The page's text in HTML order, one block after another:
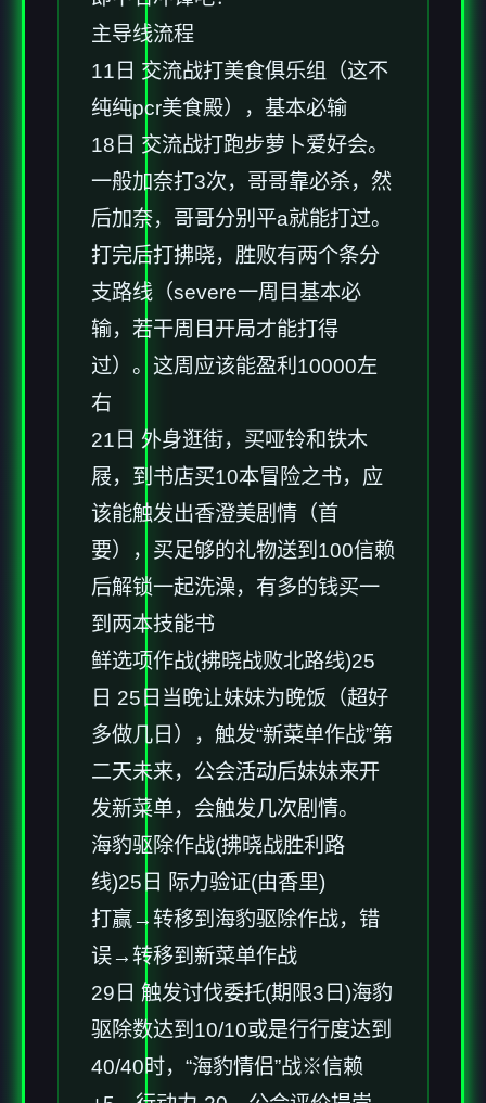
主导线流程
11日 交流战打美食俱乐组（这不
纯纯pcr美食殿），基本必输
18日 交流战打跑步萝卜爱好会。
一般加奈打3次，哥哥靠必杀，然
后加奈，哥哥分别平a就能打过。
打完后打拂晓，胜败有两个条分
支路线（severe一周目基本必
输，若干周目开局才能打得
过）。这周应该能盈利10000左
右
21日 外身逛街，买哑铃和铁木
屐，到书店买10本冒险之书，应
该能触发出香澄美剧情（首
要），买足够的礼物送到100信赖
后解锁一起洗澡，有多的钱买一
到两本技能书
鲜选项作战(拂晓战败北路线)25
日 25日当晚让妹妹为晚饭（超好
多做几日），触发“新菜单作战”第
二天未来，公会活动后妹妹来开
发新菜单，会触发几次剧情。
海豹驱除作战(拂晓战胜利路
线)25日 际力验证(由香里)
打赢→转移到海豹驱除作战，错
误→转移到新菜单作战
29日 触发讨伐委托(期限3日)海豹
驱除数达到10/10或是行行度达到
40/40时，“海豹情侣”战※信赖